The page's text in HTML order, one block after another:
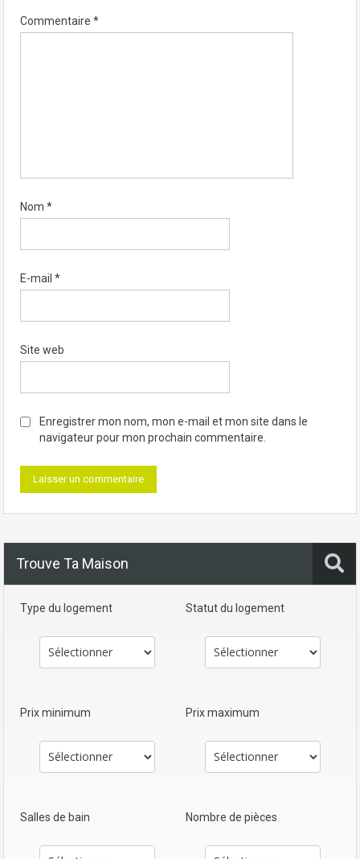
Commentaire *
Nom *
E-mail *
Site web
Enregistrer mon nom, mon e-mail et mon site dans le
navigateur pour mon prochain commentaire.
Trouve Ta Maison
Type du logement Statut du logement
Prix minimum Prix maximum
Salles de bain Nombre de pièces